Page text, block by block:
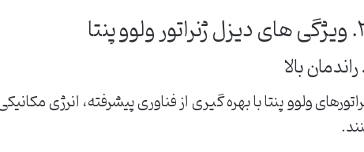
پنتا
ولوو پنتا با بهره گیری از فناوری پیشرفته، انرژی